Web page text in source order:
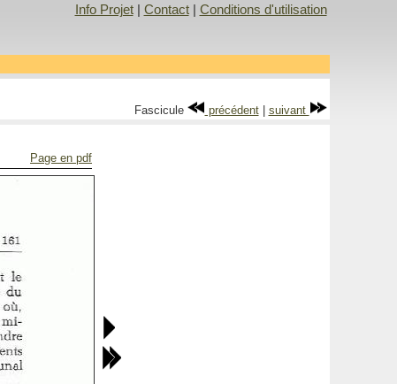
Info Projet| Contact| Conditions d'utilisation
Fascicule précédent| suivant
Page en pdf